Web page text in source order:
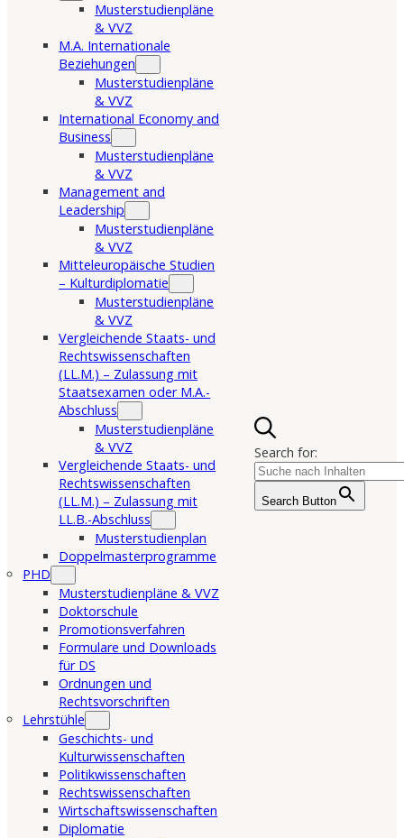
Musterstudienpläne
& VVZ
M.A. Internationale
Beziehungen
Musterstudienpläne
& VVZ
International Economy and
Business
Musterstudienpläne
& VVZ
Management and
Leadership
Musterstudienpläne
& VVZ
Mitteleuropäische Studien
– Kulturdiplomatie
Musterstudienpläne
& VVZ
Vergleichende Staats- und
Rechtswissenschaften
(LL.M.) – Zulassung mit
Staatsexamen oder M.A.-
Abschluss
Musterstudienpläne
& VVZ
Vergleichende Staats- und
Rechtswissenschaften
(LL.M.) – Zulassung mit
LL.B.-Abschluss
Musterstudienplan
Doppelmasterprogramme
PHD
Musterstudienpläne & VVZ
Doktorschule
Promotionsverfahren
Formulare und Downloads
für DS
Ordnungen und
Rechtsvorschriften
Lehrstühle
Geschichts- und
Kulturwissenschaften
Politikwissenschaften
Rechtswissenschaften
Wirtschaftswissenschaften
Diplomatie
Search for:
Search Button